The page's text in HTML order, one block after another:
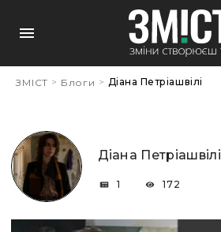
ЗМІСТ > Блоги > Діана Петріашвілі
Діана Петріашвілі
1 172